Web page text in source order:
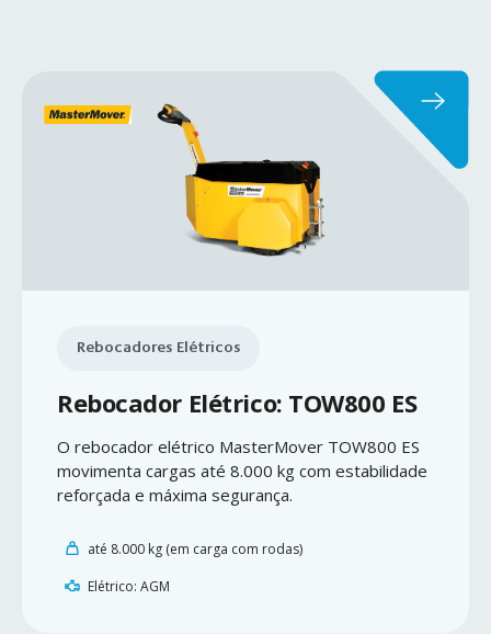
Rebocadores Elétricos
Rebocador Elétrico: TOW800 ES
O rebocador elétrico MasterMover TOW800 ES
movimenta cargas até 8.000 kg com estabilidade
reforçada e máxima segurança.
até 8.000 kg (em carga com rodas)
Elétrico: AGM